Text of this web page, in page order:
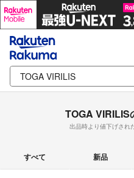
TOGA VIRILIS
出品時より値下げされ
すべて 新品